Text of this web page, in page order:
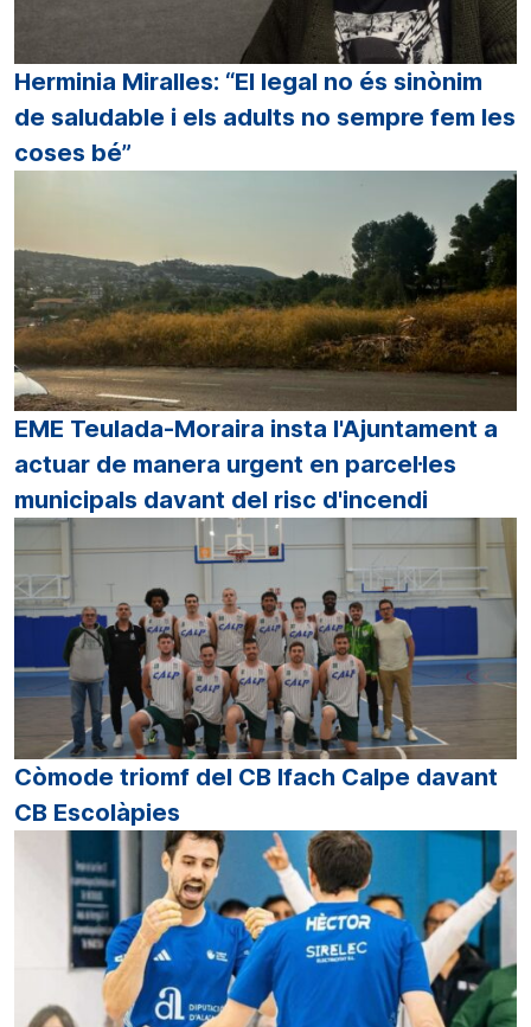
Herminia Miralles: “El legal no és sinònim
de saludable i els adults no sempre fem les
coses bé”
EME Teulada-Moraira insta l'Ajuntament a
actuar de manera urgent en parcel·les
municipals davant del risc d'incendi
Còmode triomf del CB Ifach Calpe davant
CB Escolàpies